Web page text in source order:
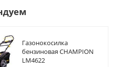
Газонокосилка
бензиновая CHAMPION
LM4622